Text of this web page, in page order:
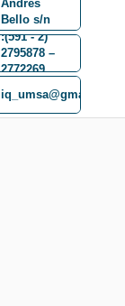
Andrés
Bello s/n
Cota Cota
:(591 - 2)
2795878 –
2772269
iq_umsa@gmail.com